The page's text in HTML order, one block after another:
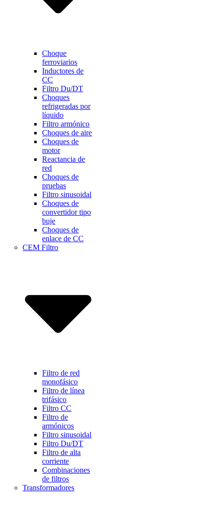
Choque
ferroviarios
Inductores de
CC
Filtro Du/DT
Choques
refrigeradas por
líquido
Filtro armónico
Choques de aire
Choques de
motor
Reactancia de
red
Choques de
pruebas
Filtro sinusoidal
Choques de
convertidor tipo
buje
Choques de
enlace de CC
CEM Filtro
Filtro de red
monofásico
Filtro de línea
trifásico
Filtro CC
Filtro de
armónicos
Filtro sinusoidal
Filtro Du/DT
Filtro de alta
corriente
Combinaciones
de filtros
Transformadores